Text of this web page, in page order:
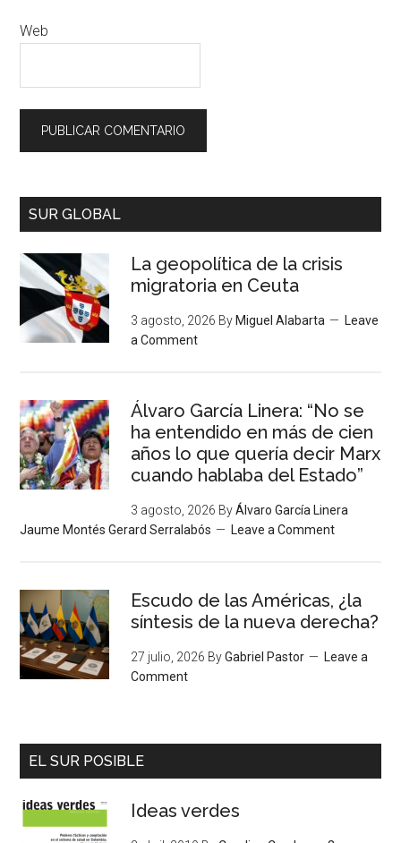
Web
SUR GLOBAL
La geopolítica de la crisis
migratoria en Ceuta
3 agosto, 2026 By Miguel Alabarta
Leave
a Comment
Álvaro García Linera: “No se
ha entendido en más de cien
años lo que quería decir Marx
cuando hablaba del Estado”
3 agosto, 2026 ByÁlvaro García Linera
Jaume Montés Gerard Serralabós
Leave a Comment
Escudo de las Américas, ¿la
síntesis de la nueva derecha?
27 julio, 2026 ByGabriel Pastor
Leave a
Comment
EL SUR POSIBLE
Ideas verdes